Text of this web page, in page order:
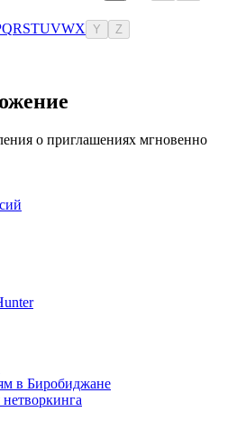
QRSTUVWX Y Z
о приглашениях мгновенно
в Биробиджане
нетворкинга